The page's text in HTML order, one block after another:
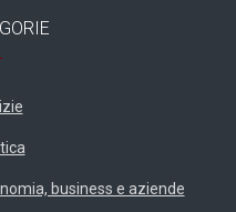
business e aziende